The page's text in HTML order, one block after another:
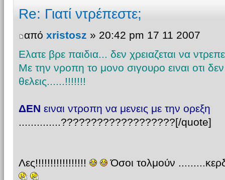
Re: Γιατί ντρέπεστε;
από xristosz » 20:42 pm 17 11 2007
Ελατε βρε παιδια... δεν χρειαζεται να
Με την νροπη το μονο σιγουρο ειναι οτι
θελεις......!!!!!!!
ΔΕΝ ειναι ντροπη να μενεις με την ορεξη
..............???????????????????[/quote]
Λες!!!!!!!!!!!!!!!!! Όσοι τολμούν